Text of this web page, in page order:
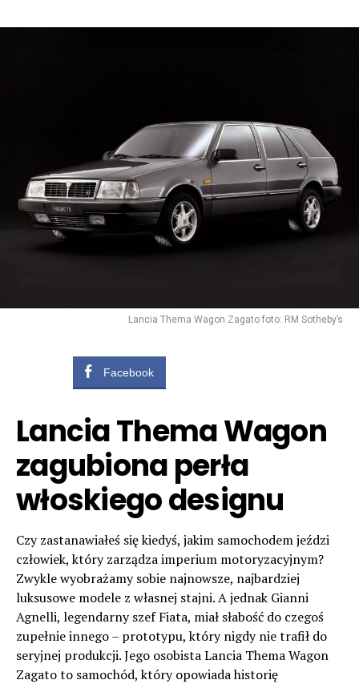
Lancia Thema Wagon Zagato foto: RM Sotheby’s
Facebook
Lancia Thema Wagon
zagubiona perła
włoskiego designu
Czy zastanawiałeś się kiedyś, jakim samochodem jeździ
człowiek, który zarządza imperium motoryzacyjnym?
Zwykle wyobrażamy sobie najnowsze, najbardziej
luksusowe modele z własnej stajni. A jednak Gianni
Agnelli, legendarny szef Fiata, miał słabość do czegoś
zupełnie innego – prototypu, który nigdy nie trafił do
seryjnej produkcji. Jego osobista Lancia Thema Wagon
Zagato to samochód, który opowiada historię